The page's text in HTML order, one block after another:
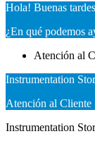
Hola! Buenas
¿En qué podemos
Atención al
Instrumentation
Atención al Cliente
Instrumentation